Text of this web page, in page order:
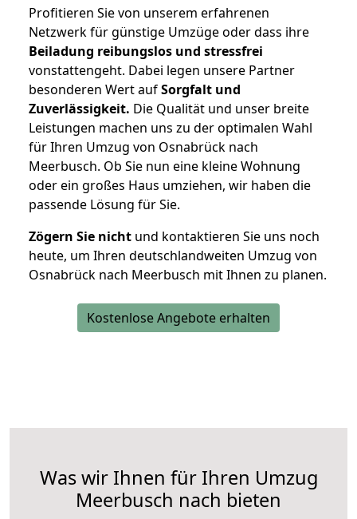
Profitieren Sie von unserem erfahrenen
Netzwerk für günstige Umzüge oder dass ihre
Beiladung reibungslos und stressfrei
vonstattengeht. Dabei legen unsere Partner
besonderen Wert aufSorgfalt und
Zuverlässigkeit. Die Qualität und unser breite
Leistungen machen uns zu der optimalen Wahl
für Ihren Umzug von Osnabrück nach
Meerbusch. Ob Sie nun eine kleine Wohnung
oder ein großes Haus umziehen, wir haben die
passende Lösung für Sie.
Zögern Sie nicht und kontaktieren Sie uns noch
heute, um Ihren deutschlandweiten Umzug von
Osnabrück nach Meerbusch mit Ihnen zu planen.
Kostenlose Angebote erhalten
Was wir Ihnen für Ihren Umzug
Meerbusch nach bieten